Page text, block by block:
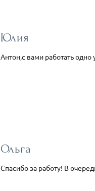
Юлия
Антон,с вами работать
Ольга
Спасибо за работу! В